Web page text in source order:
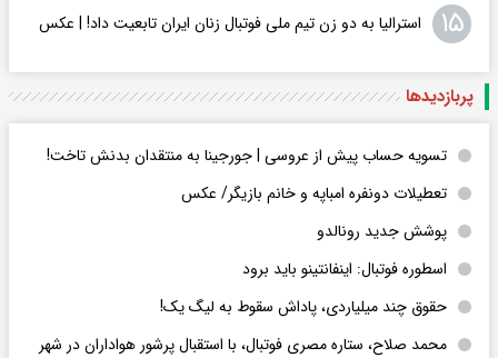
۱۵ استرالیا به دو زن تیم ملی فوتبال زنان ایران تابعیت داد! | عکس
پربازدید‌ها
تسویه حساب پیش از عروسی | جورجینا به منتقدان بدنش تاخت!
تعطیلات دونفره امباپه و خانم بازیگر/ عکس
پوشش جدید رونالدو
اسطوره فوتبال: اینفانتینو باید برود
حقوق چند میلیاردی، پاداش سقوط به لیگ یک!
محمد صلاح، ستاره مصری فوتبال، با استقبال پرشور هواداران در شهر